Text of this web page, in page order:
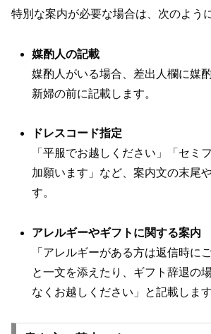
特別な案内が必要な場合は、次のよう
媒酌人の記載
媒酌人がいる場合、差出人欄に媒
新婦の前に記載します。
ドレスコード指定
「平服でお越しください」「セミ
加願います」など、案内文の末尾
す。
アレルギーやギフトに関する案内
「アレルギーがある方は返信時に
と一文を添えたり、ギフト辞退の
なくお越しください」と記載します